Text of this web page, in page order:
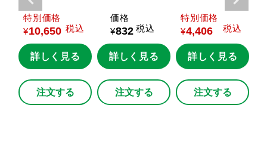
油」
度キープボトル
×16本
価格
¥10,650 税込
詳しく見る
注文する
価格
¥832 税込
詳しく見る
注文する
９０ｇ鮮
度キープボトル×8
本
価格
¥4,406 税込
詳しく見る
注文する